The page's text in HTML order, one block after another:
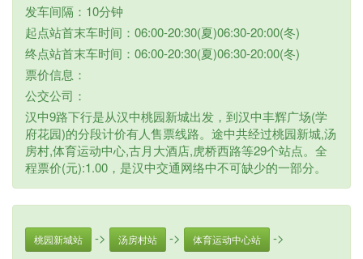
发车间隔：10分钟
起点站首末车时间：06:00-20:30(夏)06:30-20:00(冬)
终点站首末车时间：06:00-20:30(夏)06:30-20:00(冬)
票价信息：
公交公司：
汉中9路下行是从汉中桃园新城出发，到汉中丰辉广场(学
府花园)的分段计价有人售票线路。途中共经过桃园新城,汤
房村,体育运动中心,古月大酒店,虎桥西路等29个站点。全
程票价(元):1.00，是汉中交通网络中不可缺少的一部分。
桃园新城站 -> 汤房村站 -> 体育运动中心站 ->